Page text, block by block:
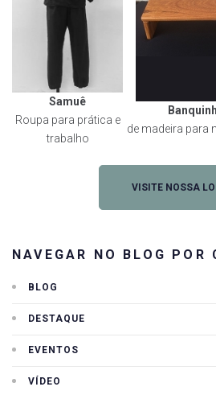
Samuê
Roupa para prática e
trabalho
de madeira para
VISITE NOSSA
NAVEGAR NO BLOG POR
BLOG
DESTAQUE
EVENTOS
VÍDEO